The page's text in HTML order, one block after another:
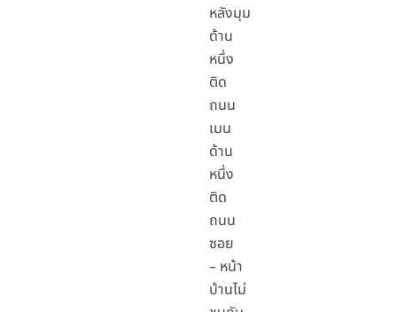
หลังมุม
ด้าน
หนึ่ง
ติด
ถนน
เมน
ด้าน
หนึ่ง
ติด
ถนน
ซอย
– หน้า
บ้านไม่